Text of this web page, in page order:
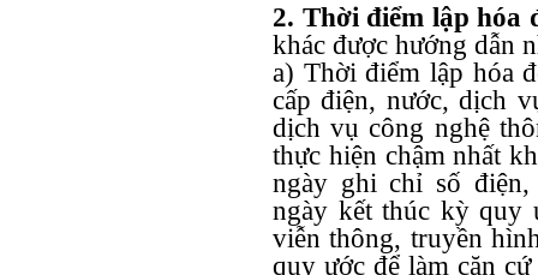
2. Thời điểm lập hóa
khác được hướng dẫn
a) Thời điểm lập hóa
cấp điện, nước, dịch
dịch vụ công nghệ
thực hiện chậm nhất
ngày ghi chỉ số
ngày kết thúc kỳ quy
viễn thông, truyền
quy ước để làm căn